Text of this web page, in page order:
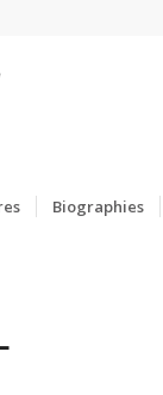
Biographies